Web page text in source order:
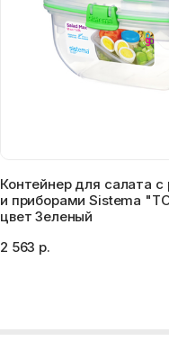
Контейнер для салата
и приборами Sistema
цвет Зеленый
2 563 р.